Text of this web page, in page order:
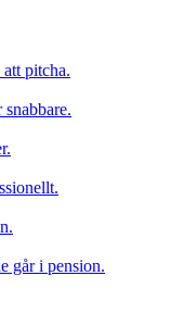
pitcha.
går i pension.